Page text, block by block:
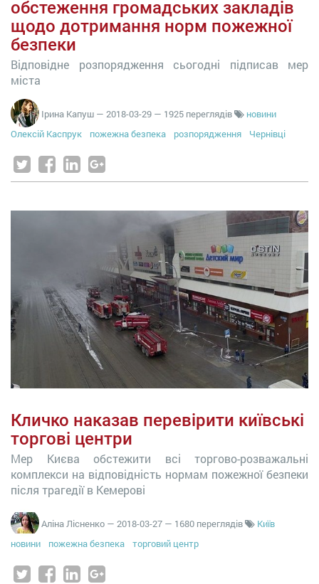
обстеження громадських закладів
щодо дотримання норм пожежної
безпеки
Відповідне розпорядження сьогодні підписав мер
міста
Ірина Капуш — 2018-03-29 — 1925 переглядів
новини
Олексій Каспрук
пожежна безпека розпорядження Чернівці
Кличко наказав перевірити київські
торгові центри
Мер Києва обстежити всі торгово-розважальні
комплекси на відповідність нормам пожежної безпеки
після трагедії в Кемерові
Аліна Лісненко — 2018-03-27 — 1680 переглядів
Київ
новини
пожежна безпека торговий центр